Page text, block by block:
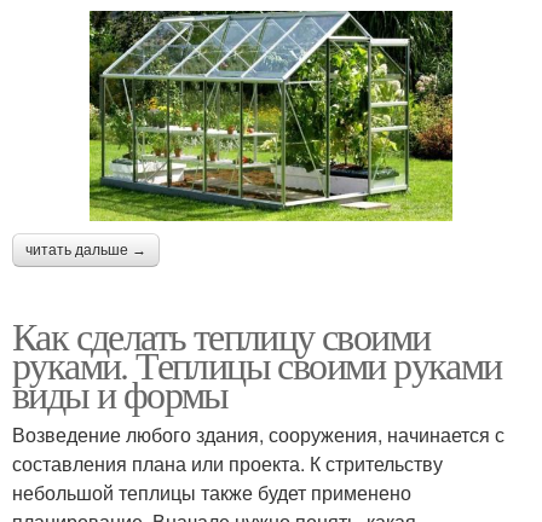
читать дальше →
Как сделать теплицу своими
руками. Теплицы своими руками
виды и формы
Возведение любого здания, сооружения, начинается с
составления плана или проекта. К стрительству
небольшой теплицы также будет применено